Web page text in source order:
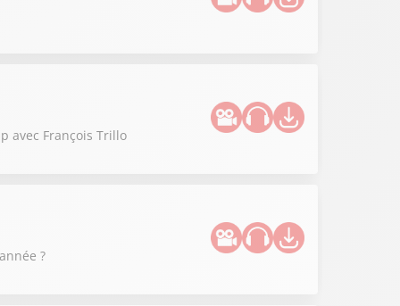
avec François Trillo
?